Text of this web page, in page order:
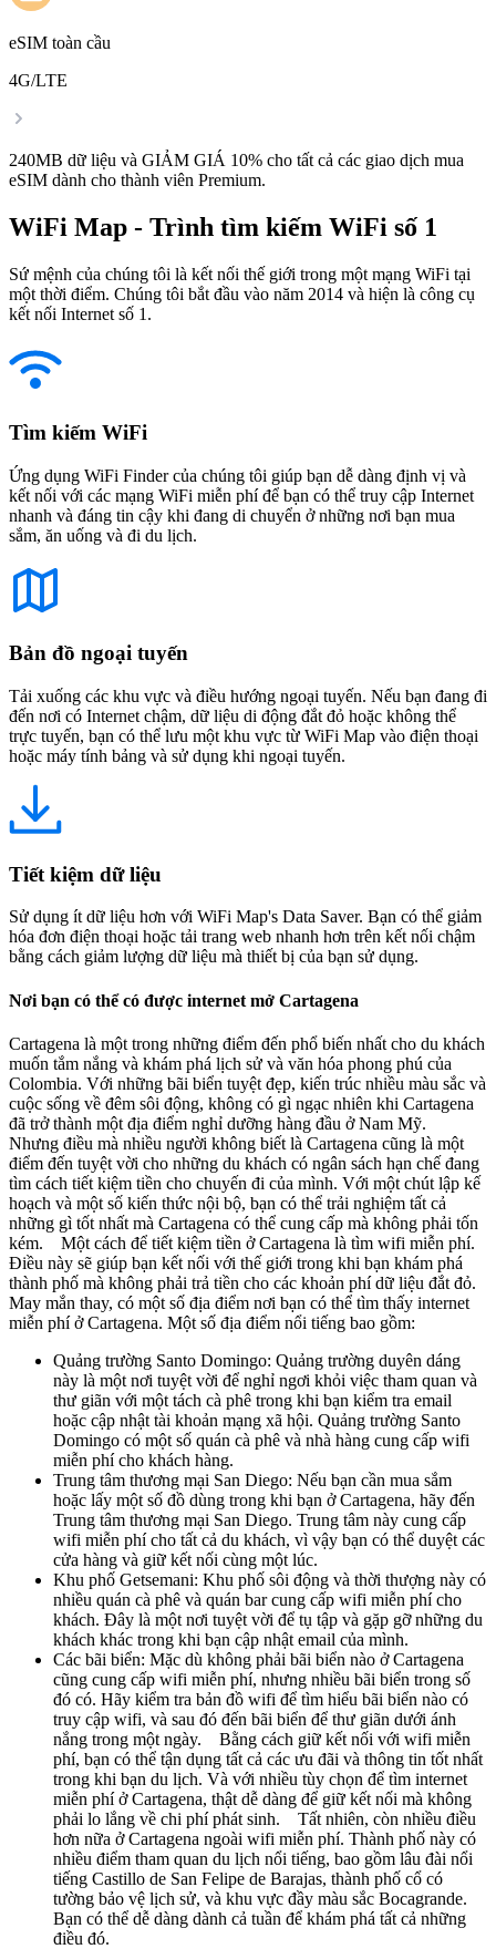
eSIM toàn cầu
4G/LTE
240MB dữ liệu và GIẢM GIÁ 10% cho tất cả các giao dịch mua
eSIM dành cho thành viên Premium.
WiFi Map - Trình tìm kiếm WiFi số 1
Sứ mệnh của chúng tôi là kết nối thế giới trong một mạng WiFi tại
một thời điểm. Chúng tôi bắt đầu vào năm 2014 và hiện là công cụ
kết nối Internet số 1.
Tìm kiếm WiFi
Ứng dụng WiFi Finder của chúng tôi giúp bạn dễ dàng định vị và
kết nối với các mạng WiFi miễn phí để bạn có thể truy cập Internet
nhanh và đáng tin cậy khi đang di chuyển ở những nơi bạn mua
sắm, ăn uống và đi du lịch.
Bản đồ ngoại tuyến
Tải xuống các khu vực và điều hướng ngoại tuyến. Nếu bạn đang đi
đến nơi có Internet chậm, dữ liệu di động đắt đỏ hoặc không thể
trực tuyến, bạn có thể lưu một khu vực từ WiFi Map vào điện thoại
hoặc máy tính bảng và sử dụng khi ngoại tuyến.
Tiết kiệm dữ liệu
Sử dụng ít dữ liệu hơn với WiFi Map's Data Saver. Bạn có thể giảm
hóa đơn điện thoại hoặc tải trang web nhanh hơn trên kết nối chậm
bằng cách giảm lượng dữ liệu mà thiết bị của bạn sử dụng.
Nơi bạn có thể có được internet mở Cartagena
Cartagena là một trong những điểm đến phổ biến nhất cho du khách
muốn tắm nắng và khám phá lịch sử và văn hóa phong phú của
Colombia. Với những bãi biển tuyệt đẹp, kiến trúc nhiều màu sắc và
cuộc sống về đêm sôi động, không có gì ngạc nhiên khi Cartagena
đã trở thành một địa điểm nghỉ dưỡng hàng đầu ở Nam Mỹ.
Nhưng điều mà nhiều người không biết là Cartagena cũng là một
điểm đến tuyệt vời cho những du khách có ngân sách hạn chế đang
tìm cách tiết kiệm tiền cho chuyến đi của mình. Với một chút lập kế
hoạch và một số kiến thức nội bộ, bạn có thể trải nghiệm tất cả
những gì tốt nhất mà Cartagena có thể cung cấp mà không phải tốn
kém. Một cách để tiết kiệm tiền ở Cartagena là tìm wifi miễn phí.
Điều này sẽ giúp bạn kết nối với thế giới trong khi bạn khám phá
thành phố mà không phải trả tiền cho các khoản phí dữ liệu đắt đỏ.
May mắn thay, có một số địa điểm nơi bạn có thể tìm thấy internet
miễn phí ở Cartagena. Một số địa điểm nổi tiếng bao gồm:
Quảng trường Santo Domingo: Quảng trường duyên dáng
này là một nơi tuyệt vời để nghỉ ngơi khỏi việc tham quan và
thư giãn với một tách cà phê trong khi bạn kiểm tra email
hoặc cập nhật tài khoản mạng xã hội. Quảng trường Santo
Domingo có một số quán cà phê và nhà hàng cung cấp wifi
miễn phí cho khách hàng.
Trung tâm thương mại San Diego: Nếu bạn cần mua sắm
hoặc lấy một số đồ dùng trong khi bạn ở Cartagena, hãy đến
Trung tâm thương mại San Diego. Trung tâm này cung cấp
wifi miễn phí cho tất cả du khách, vì vậy bạn có thể duyệt các
cửa hàng và giữ kết nối cùng một lúc.
Khu phố Getsemani: Khu phố sôi động và thời thượng này có
nhiều quán cà phê và quán bar cung cấp wifi miễn phí cho
khách. Đây là một nơi tuyệt vời để tụ tập và gặp gỡ những du
khách khác trong khi bạn cập nhật email của mình.
Các bãi biển: Mặc dù không phải bãi biển nào ở Cartagena
cũng cung cấp wifi miễn phí, nhưng nhiều bãi biển trong số
đó có. Hãy kiểm tra bản đồ wifi để tìm hiểu bãi biển nào có
truy cập wifi, và sau đó đến bãi biển để thư giãn dưới ánh
nắng trong một ngày. Bằng cách giữ kết nối với wifi miễn
phí, bạn có thể tận dụng tất cả các ưu đãi và thông tin tốt nhất
trong khi bạn du lịch. Và với nhiều tùy chọn để tìm internet
miễn phí ở Cartagena, thật dễ dàng để giữ kết nối mà không
phải lo lắng về chi phí phát sinh. Tất nhiên, còn nhiều điều
hơn nữa ở Cartagena ngoài wifi miễn phí. Thành phố này có
nhiều điểm tham quan du lịch nổi tiếng, bao gồm lâu đài nổi
tiếng Castillo de San Felipe de Barajas, thành phố cổ có
tường bảo vệ lịch sử, và khu vực đầy màu sắc Bocagrande.
Bạn có thể dễ dàng dành cả tuần để khám phá tất cả những
điều đó.